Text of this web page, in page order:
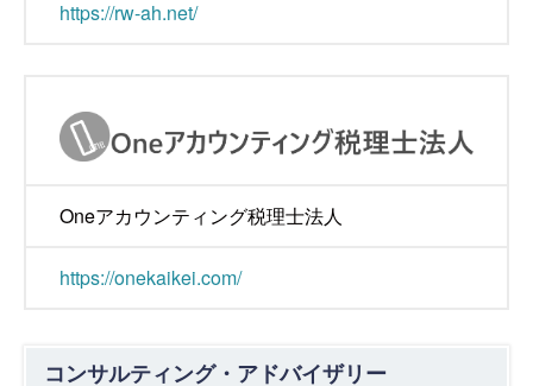
https://rw-ah.net/
Oneアカウンティング税理士法人
https://onekaikei.com/
コンサルティング・アドバイザリー